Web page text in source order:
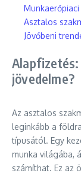
Asztalos
Jövőbeni
Alapfizetés:
jövedelme?
Az asztalos
leginkább a
típusától. Egy
munka világába,
számíthat. Ez az